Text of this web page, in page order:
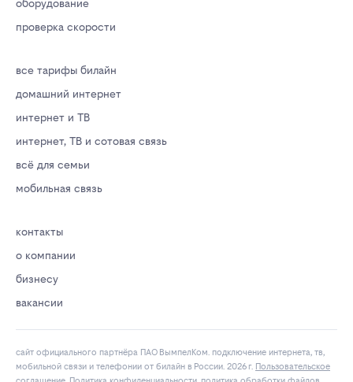
оборудование
проверка скорости
все тарифы билайн
домашний интернет
интернет и ТВ
интернет, ТВ и сотовая связь
всё для семьи
мобильная связь
контакты
о компании
бизнесу
вакансии
сайт официального партнёра ПАО ВымпелКом. подключение интернета, тв,
мобильной связи и телефонии от билайн в России. 2026 г. Пользовательское